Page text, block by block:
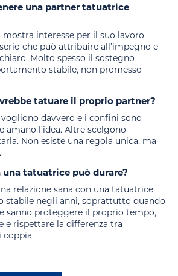
una partner tatuatrice
mostra interesse per il suo lavoro,
che può attribuire all’impegno e
Molto spesso il sostegno
stabile, non promesse
tatuare il proprio partner?
davvero e i confini sono
amano l’idea. Altre scelgono
Non esiste una regola unica, ma
una tatuatrice può durare?
relazione sana con una tatuatrice
stabile negli anni, soprattutto quando
sanno proteggere il proprio tempo,
e rispettare la differenza tra
coppia.